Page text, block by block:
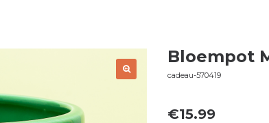
Bloempot
cadeau-570419
€15.99